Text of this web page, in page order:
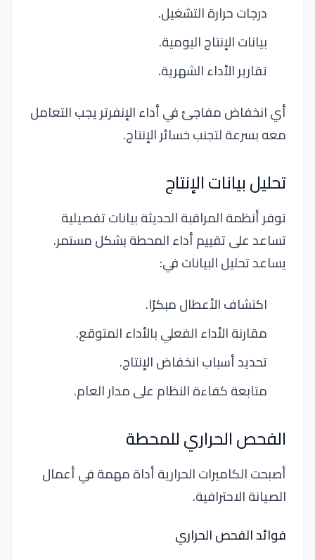
درجات حرارة التشغيل.
بيانات الإنتاج اليومية.
تقارير الأداء الشهرية.
أي انخفاض مفاجئ في أداء الإنفرتر يجب التعامل
معه بسرعة لتجنب خسائر الإنتاج.
تحليل بيانات الإنتاج
توفر أنظمة المراقبة الحديثة بيانات تفصيلية
تساعد على تقييم أداء المحطة بشكل مستمر.
يساعد تحليل البيانات في:
اكتشاف الأعطال مبكرًا.
مقارنة الأداء الفعلي بالأداء المتوقع.
تحديد أسباب انخفاض الإنتاج.
متابعة كفاءة النظام على مدار العام.
الفحص الحراري للمحطة
أصبحت الكاميرات الحرارية أداة مهمة في أعمال
الصيانة الاحترافية.
فوائد الفحص الحراري